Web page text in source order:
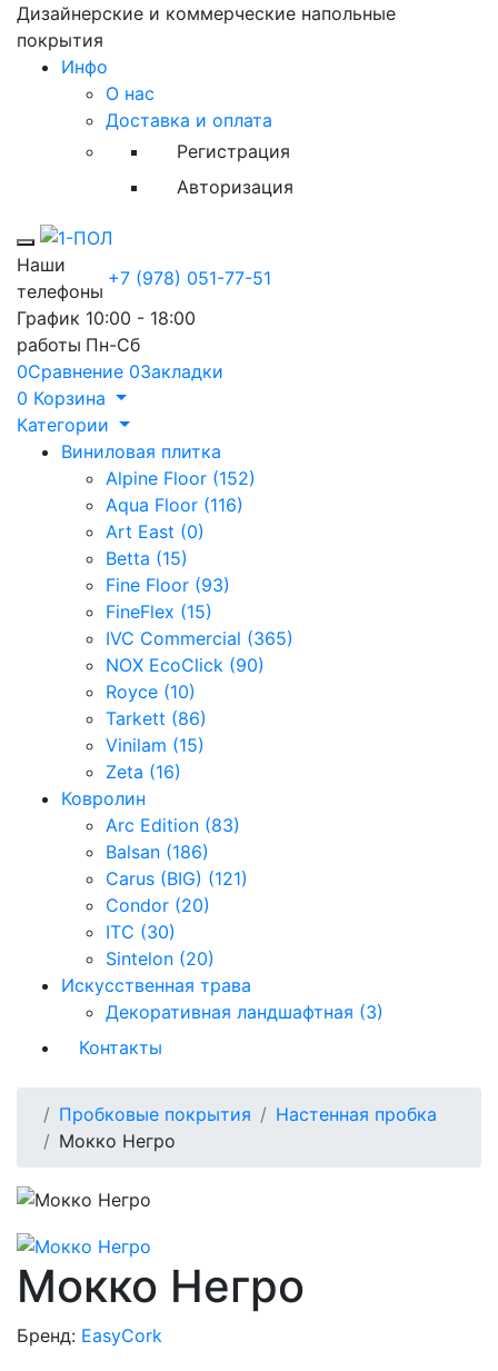
Дизайнерские и коммерческие напольные
покрытия
Инфо
О нас
Доставка и оплата
Регистрация
Авторизация
Toggle mobile menu
Наши
телефоны
+7 (978) 051-77-51
График
работы
10:00 - 18:00
Пн-Сб
0Сравнение 0Закладки
0 Корзина
Категории
Виниловая плитка
Alpine Floor (152)
Aqua Floor (116)
Art East (0)
Betta (15)
Fine Floor (93)
FineFlex (15)
IVC Commercial (365)
NOX EcoClick (90)
Royce (10)
Tarkett (86)
Vinilam (15)
Zeta (16)
Ковролин
Arc Edition (83)
Balsan (186)
Carus (BIG) (121)
Condor (20)
ITC (30)
Sintelon (20)
Искусственная трава
Декоративная ландшафтная (3)
Контакты
Пробковые покрытия
Настенная пробка
Мокко Негро
Мокко Негро
Бренд: EasyCork